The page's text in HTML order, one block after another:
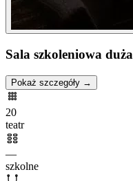
Sala szkoleniowa duża
Pokaż szczegóły →
20
teatr
—
szkolne